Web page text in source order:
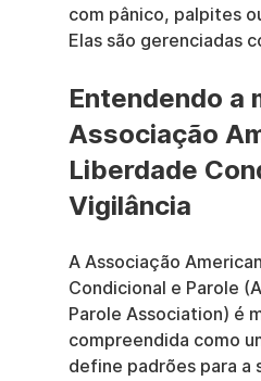
com pânico, palpites
Elas são gerenciadas
Entendendo a
Associação
Liberdade
Vigilância
A Associação
Condicional e Parole
Parole Association) é
compreendida como
define padrões para a